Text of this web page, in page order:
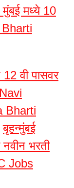
मुंबई मध्ये 10
Bharti
वी पासवर
Bharti
बृहन्मुंबई
नवीन भरती
Jobs